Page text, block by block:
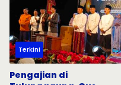
Terkini
Pengajian di